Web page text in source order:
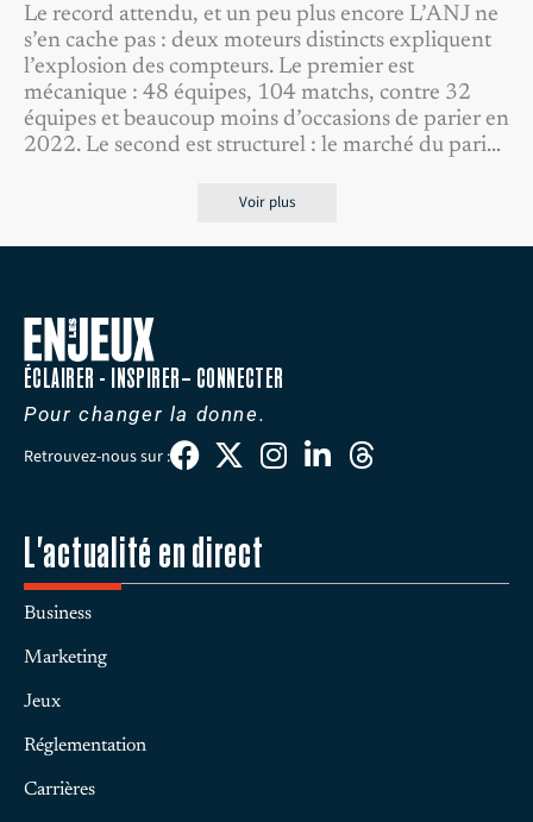
Le record attendu, et un peu plus encore L’ANJ ne
s’en cache pas : deux moteurs distincts expliquent
l’explosion des compteurs. Le premier est
mécanique : 48 équipes, 104 matchs, contre 32
équipes et beaucoup moins d’occasions de parier en
2022. Le second est structurel : le marché du pari…
Voir plus
ÉCLAIRER - INSPIRER– CONNECTER
Pour changer la donne.
Retrouvez-nous sur :
L'actualité en direct
Business
Marketing
Jeux
Réglementation
Carrières